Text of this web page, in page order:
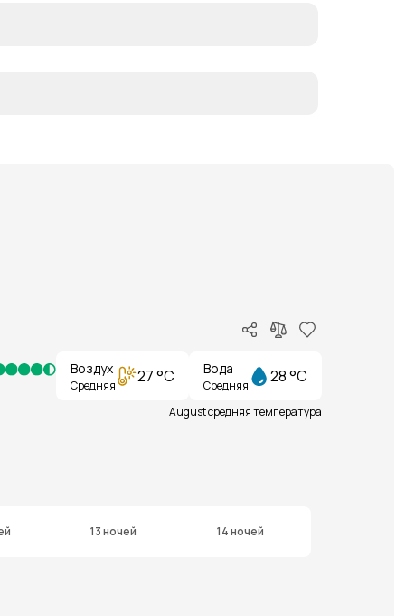
Воздух
Средняя 27 °C Вода
Средняя 28 °C
August средняя температура
13 ночей 14 ночей